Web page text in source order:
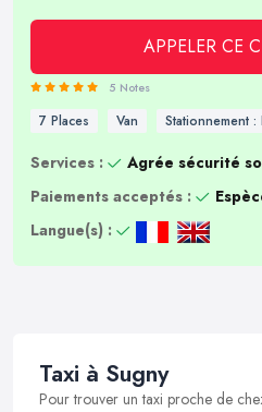
APPELER CE
5 Notes
7 Places Van Stationnement :
Services :
Agrée sécurité
Paiements acceptés :
Langue(s) :
Taxi à Sugny
Pour trouver un taxi proche de